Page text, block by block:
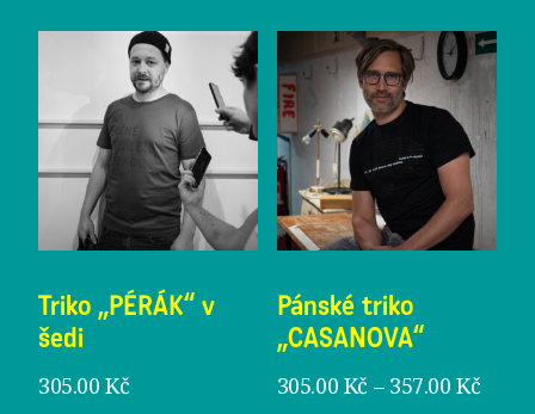
variant.
Možnosti
lze
vybrat
na
stránce
lze
vybrat
na
Triko „PÉRÁK“ v
šedi
305.00Kč
Pánské triko
„CASANOVA“
305.00 Kč – 357.00Kč